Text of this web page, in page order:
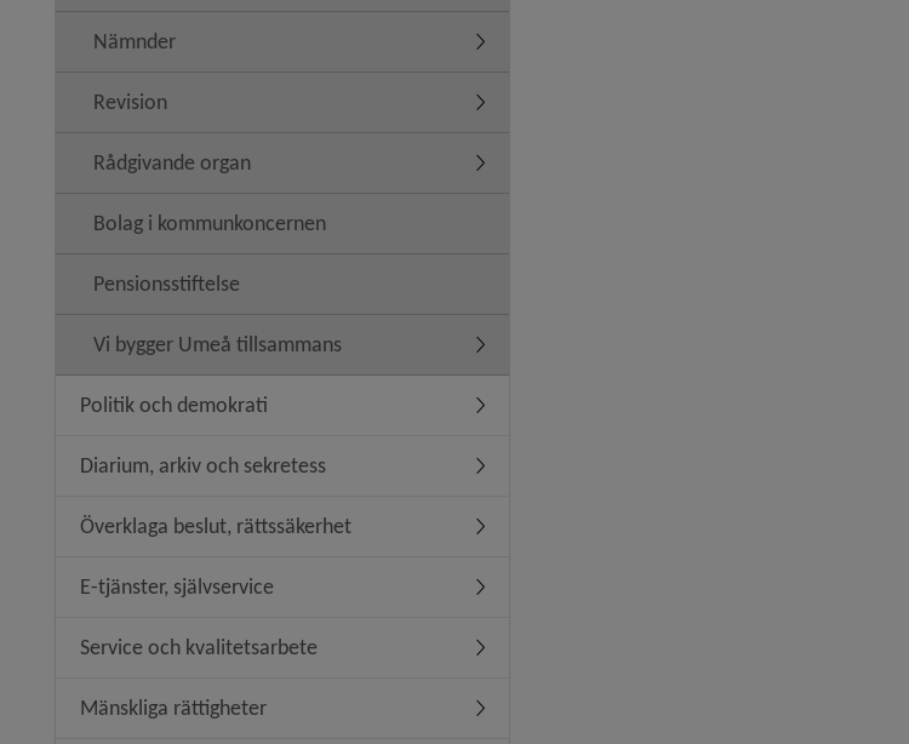
Nämnder Undermeny för Nämnder
Revision Undermeny för Revision
Rådgivande organ Undermeny för Rådgivande organ
Bolag i kommunkoncernen
Pensionsstiftelse
Vi bygger Umeå tillsammans Undermeny för Vi bygger Umeå tillsammans
Politik och demokrati Undermeny för Politik och demokrati
Diarium, arkiv och sekretess Undermeny för Diarium, arkiv och sekretess
Överklaga beslut, rättssäkerhet Undermeny för Överklaga beslut, rättssäkerhet
E-tjänster, självservice Undermeny för E-tjänster, självservice
Service och kvalitetsarbete Undermeny för Service och kvalitetsarbete
Mänskliga rättigheter Undermeny för Mänskliga rättigheter